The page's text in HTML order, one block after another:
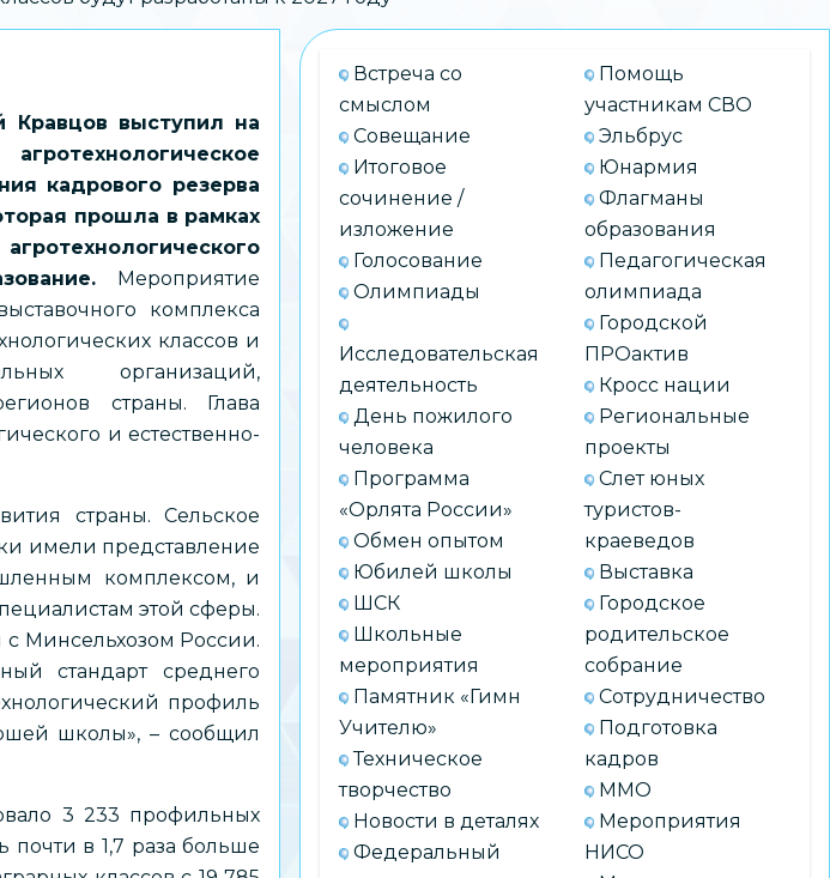
выступил на
кадрового резерва
прошла в рамках
Мероприятие
комплекса
классов и
организаций,
страны. Глава
и естественно-
страны. Сельское
имели представление
комплексом, и
этой сферы.
Минсельхозом России.
стандарт среднего
профиль
школы», – сообщил
3 233 профильных
почти в 1,7 раза больше
Встреча со
смыслом
Совещание
Итоговое
сочинение /
изложение
Голосование
Олимпиады
Исследовательская
деятельность
День пожилого
человека
Программа
«Орлята России»
Обмен опытом
Юбилей школы
ШСК
Школьные
мероприятия
Памятник «Гимн
Учителю»
Техническое
творчество
Новости в деталях
Федеральный
Помощь
участникам СВО
Эльбрус
Юнармия
Флагманы
образования
Педагогическая
олимпиада
Городской
ПРОактив
Кросс нации
Региональные
проекты
Слет юных
туристов-
краеведов
Выставка
Городское
родительское
собрание
Сотрудничество
Подготовка
кадров
ММО
Мероприятия
НИСО